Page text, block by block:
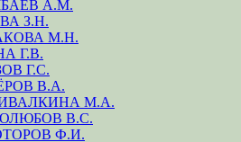
А.М.
З.Н.
М.Н.
Г.В.
Г.С.
В.А.
М.А.
В.С.
Ф.И.